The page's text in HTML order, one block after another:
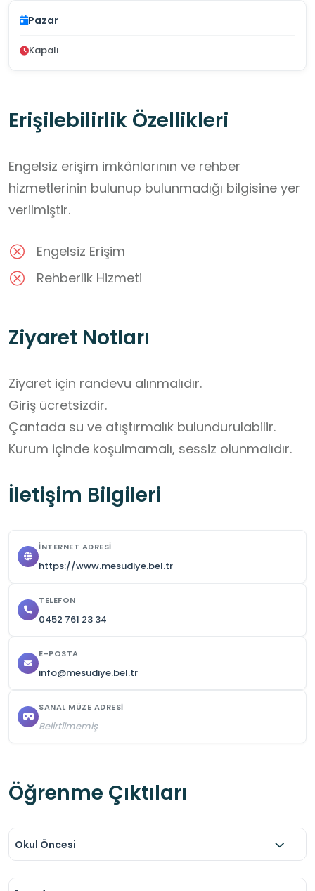
Pazar
Kapalı
Erişilebilirlik Özellikleri
Engelsiz erişim imkânlarının ve rehber
hizmetlerinin bulunup bulunmadığı bilgisine yer
verilmiştir.
Engelsiz Erişim
Rehberlik Hizmeti
Ziyaret Notları
Ziyaret için randevu alınmalıdır.
Giriş ücretsizdir.
Çantada su ve atıştırmalık bulundurulabilir.
Kurum içinde koşulmamalı, sessiz olunmalıdır.
İletişim Bilgileri
İNTERNET ADRESI
https://www.mesudiye.bel.tr
TELEFON
0452 761 23 34
E-POSTA
info@mesudiye.bel.tr
SANAL MÜZE ADRESI
Belirtilmemiş
Öğrenme Çıktıları
Okul Öncesi